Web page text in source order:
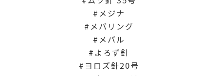
メジナ
メバリング
メバル
よろず針
ヨロズ針20号